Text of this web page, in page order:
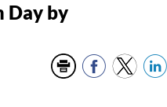
Day by